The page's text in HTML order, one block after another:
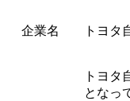
企業名 トヨタ
トヨタ
となっ